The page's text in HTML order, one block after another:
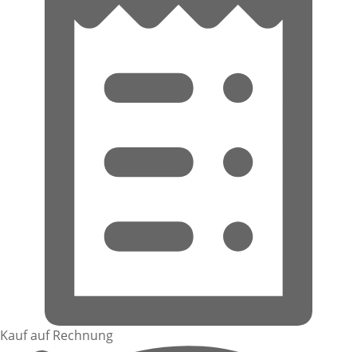
Kauf auf Rechnung